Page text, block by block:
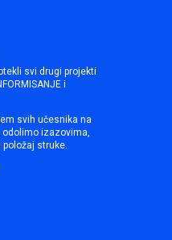
svi drugi projekti
i
svih učesnika na
izazovima,
struke.